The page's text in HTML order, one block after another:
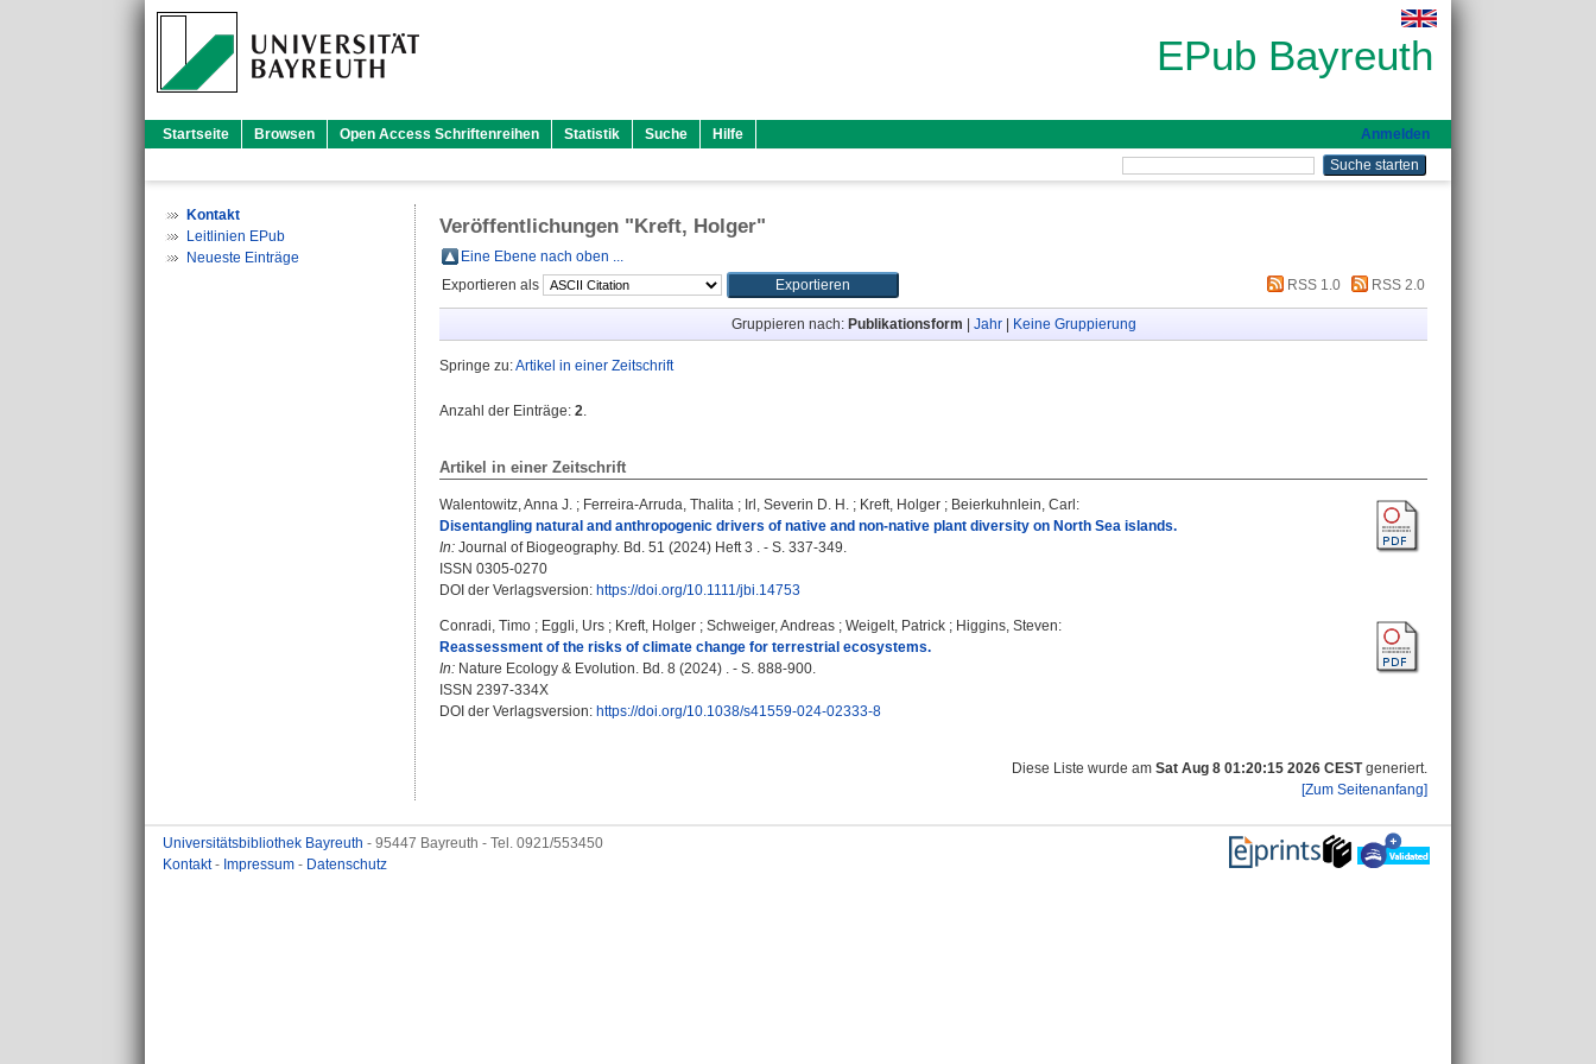
EPub Bayreuth
Startseite Browsen Open Access Schriftenreihen Statistik Suche Hilfe Anmelden
Kontakt
Leitlinien EPub
Neueste Einträge
Veröffentlichungen "Kreft, Holger"
Eine Ebene nach oben ...
Exportieren als
RSS 1.0 RSS 2.0
Gruppieren nach: Publikationsform Jahr| Keine Gruppierung
Springe zu:Artikel in einer Zeitschrift
Anzahl der Einträge: 2.
Artikel in einer Zeitschrift
Walentowitz, Anna J. ; Ferreira‐Arruda, Thalita ; Irl, Severin D. H. ; Kreft, Holger ; Beierkuhnlein, Carl :
Disentangling natural and anthropogenic drivers of native and non‐native plant diversity on North Sea islands.
In: Journal of Biogeography. Bd. 51 (2024) Heft 3 . - S. 337-349.
ISSN 0305-0270
DOI der Verlagsversion: https://doi.org/10.1111/jbi.14753
Conradi, Timo ; Eggli, Urs ; Kreft, Holger ; Schweiger, Andreas ; Weigelt, Patrick ; Higgins, Steven:
Reassessment of the risks of climate change for terrestrial ecosystems.
In: Nature Ecology & Evolution. Bd. 8 (2024) . - S. 888-900.
ISSN 2397-334X
DOI der Verlagsversion: https://doi.org/10.1038/s41559-024-02333-8
Diese Liste wurde am Sat Aug 8 01:20:15 2026 CESTgeneriert.
[Zum Seitenanfang]
Universitätsbibliothek Bayreuth - 95447 Bayreuth - Tel. 0921/553450
Kontakt- Impressum - Datenschutz